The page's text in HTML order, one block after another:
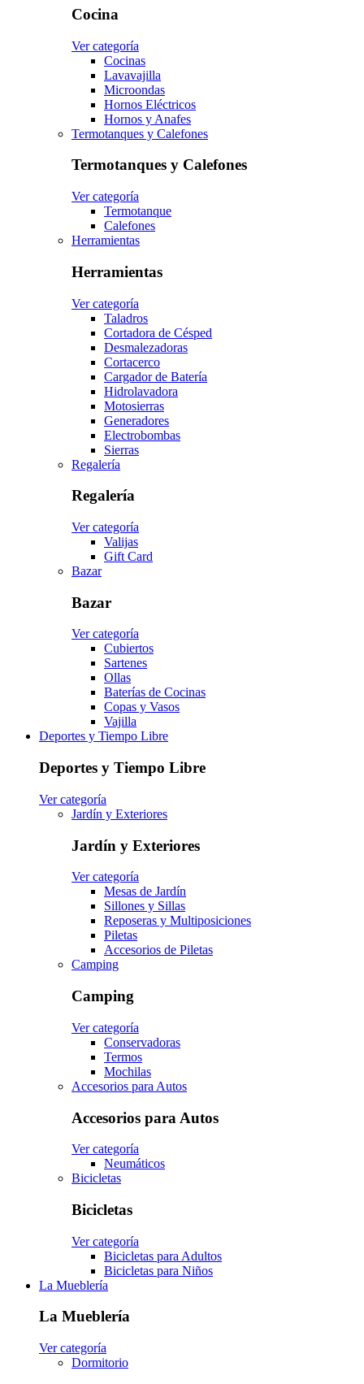
Cocina
Ver categoría
Cocinas
Lavavajilla
Microondas
Hornos Eléctricos
Hornos y Anafes
Termotanques y Calefones
Termotanques y Calefones
Ver categoría
Termotanque
Calefones
Herramientas
Herramientas
Ver categoría
Taladros
Cortadora de Césped
Desmalezadoras
Cortacerco
Cargador de Batería
Hidrolavadora
Motosierras
Generadores
Electrobombas
Sierras
Regalería
Regalería
Ver categoría
Valijas
Gift Card
Bazar
Bazar
Ver categoría
Cubiertos
Sartenes
Ollas
Baterías de Cocinas
Copas y Vasos
Vajilla
Deportes y Tiempo Libre
Deportes y Tiempo Libre
Ver categoría
Jardín y Exteriores
Jardín y Exteriores
Ver categoría
Mesas de Jardín
Sillones y Sillas
Reposeras y Multiposiciones
Piletas
Accesorios de Piletas
Camping
Camping
Ver categoría
Conservadoras
Termos
Mochilas
Accesorios para Autos
Accesorios para Autos
Ver categoría
Neumáticos
Bicicletas
Bicicletas
Ver categoría
Bicicletas para Adultos
Bicicletas para Niños
La Mueblería
La Mueblería
Ver categoría
Dormitorio